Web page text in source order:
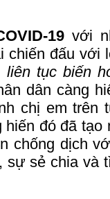
19 với
chiến đấu
tục biến
dân càng
chị em trên
đó đã tạo
chống dịch
sẻ chia và